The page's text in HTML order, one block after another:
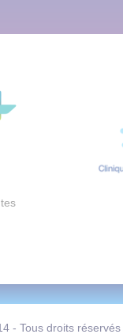
- Tous droits